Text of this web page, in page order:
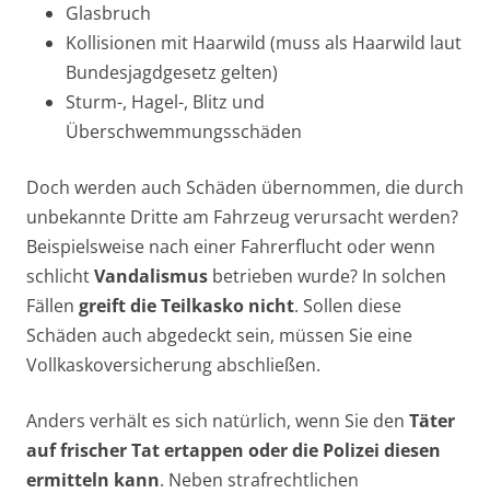
Glasbruch
Kollisionen mit Haarwild (muss als Haarwild laut
Bundesjagdgesetz gelten)
Sturm-, Hagel-, Blitz und
Überschwemmungsschäden
Doch werden auch Schäden übernommen, die durch
unbekannte Dritte am Fahrzeug verursacht werden?
Beispielsweise nach einer Fahrerflucht oder wenn
schlichtVandalismus betrieben wurde? In solchen
Fällen greift die Teilkasko nicht. Sollen diese
Schäden auch abgedeckt sein, müssen Sie eine
Vollkaskoversicherung abschließen.
Anders verhält es sich natürlich, wenn Sie den Täter
auf frischer Tat ertappen oder die Polizei diesen
ermitteln kann. Neben strafrechtlichen